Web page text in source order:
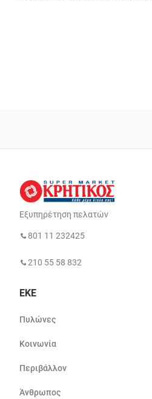
Εξυπηρέτηση πελατών
801 11 232425
210 55 58 832
ΕΚΕ
Πυλώνες
Κοινωνία
Περιβάλλον
Άνθρωπος